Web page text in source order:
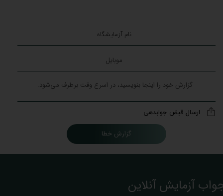
گزارش خطا
ارسال قبض جوابدهی
آزمایش آنلاین